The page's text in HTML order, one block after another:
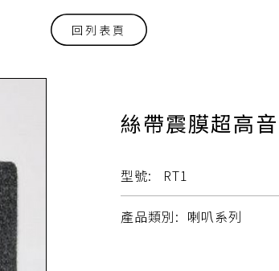
回列表頁
絲帶震膜超高
型號: RT1
產品類別: 喇叭系列